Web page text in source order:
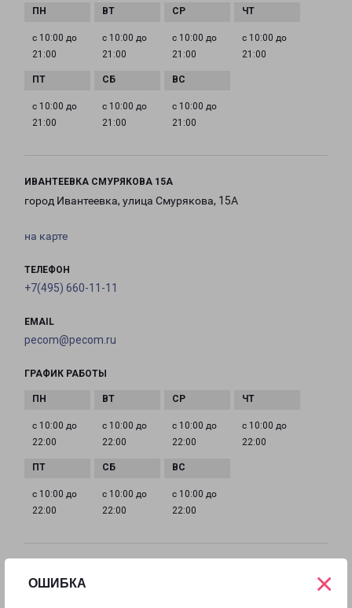
ОШИБКА ×
с 10:00 до
21:00
с 10:00 до
21:00
с 10:00 до
21:00
с 10:00 до
21:00
с 10:00 до
21:00
с 10:00 до
21:00
с 10:00 до
21:00
ИВАНТЕЕВКА СМУРЯКОВА 15А
город Ивантеевка, улица Смурякова, 15А
на карте
ТЕЛЕФОН
+7(495) 660-11-11
EMAIL
pecom@pecom.ru
ГРАФИК РАБОТЫ
с 10:00 до
22:00
с 10:00 до
22:00
с 10:00 до
22:00
с 10:00 до
22:00
с 10:00 до
22:00
с 10:00 до
22:00
с 10:00 до
22:00
Московская область, улица Московская, 9